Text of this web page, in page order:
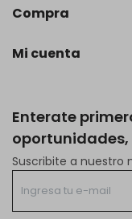
Enterate
oportunidades,
Suscribite a nuestro
Compra
Mi cuenta